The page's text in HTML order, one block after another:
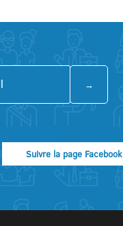
Suivre la page Facebook